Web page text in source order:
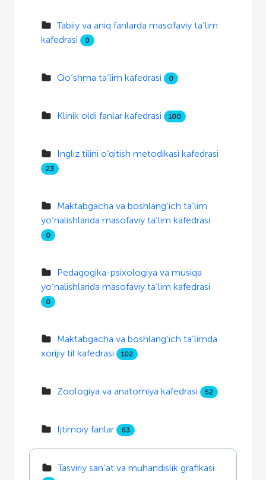
Tabiiy va aniq fanlarda masofaviy ta’lim
kafedrasi
0
Qo‘shma ta’lim kafedrasi 0
Klinik oldi fanlar kafedrasi 100
Ingliz tilini o‘qitish metodikasi kafedrasi
23
Maktabgacha va boshlang‘ich ta’lim
yo‘nalishlarida masofaviy ta’lim kafedrasi
0
Pedagogika-psixologiya va musiqa
yo‘nalishlarida masofaviy ta’lim kafedrasi
0
Maktabgacha va boshlang‘ich ta’limda
xorijiy til kafedrasi
102
Zoologiya va anatomiya kafedrasi 52
Ijtimoiy fanlar 63
Tasviriy san’at va muhandislik grafikasi